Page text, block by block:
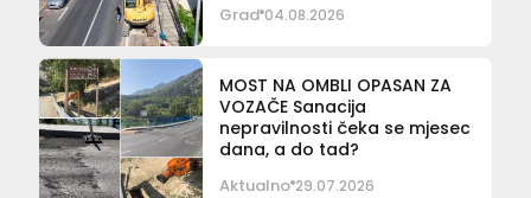
Grad 04.08.2026
MOST NA OMBLI OPASAN ZA
VOZAČE Sanacija
nepravilnosti čeka se mjesec
dana, a do tad?
Aktualno 29.07.2026